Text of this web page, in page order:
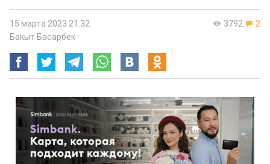
3792 2
15 марта 2023 21:32
Бакыт Басарбек